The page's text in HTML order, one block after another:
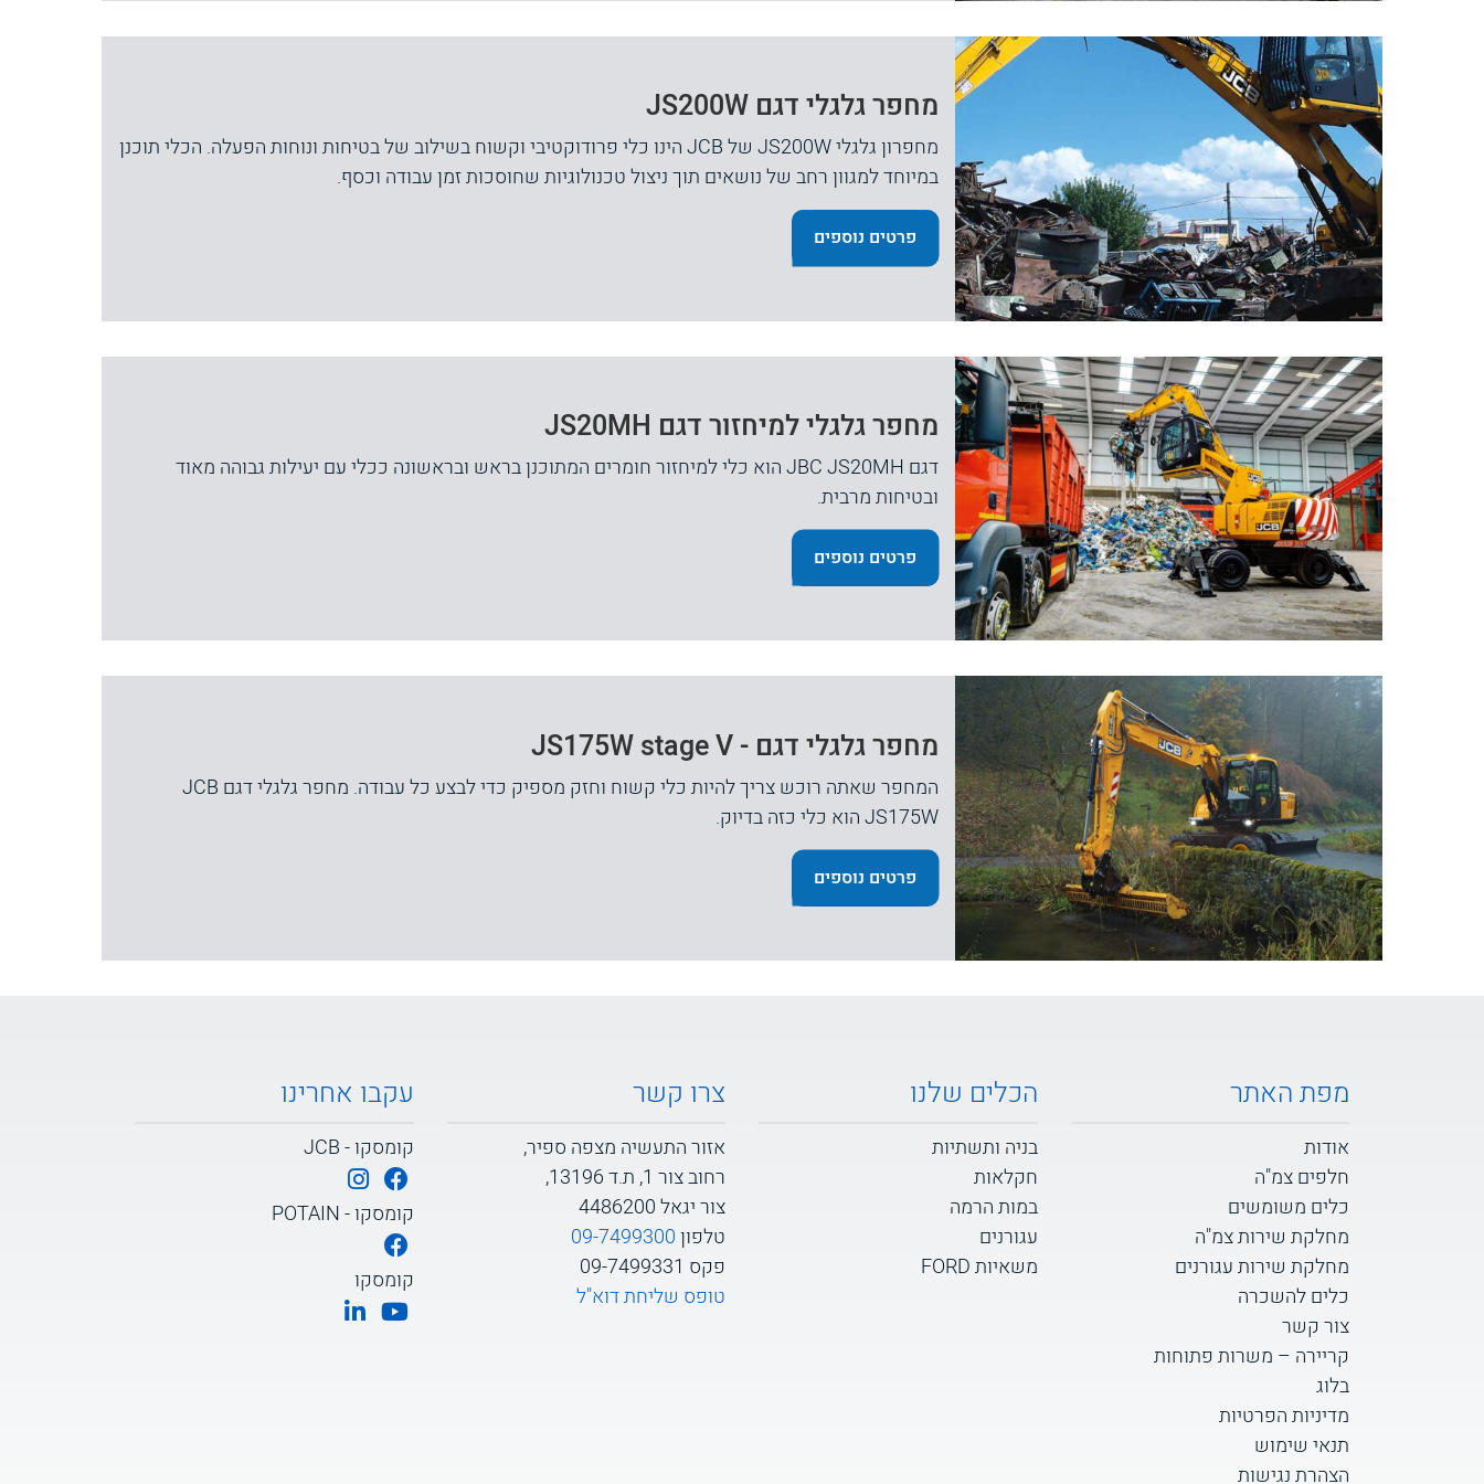
מחפר גלגלי דגם JS200W
מחפרון גלגלי JS200W של JCB הינו כלי פרודוקטיבי וקשוח בשילוב של בטיחות ונוחות הפעלה. הכלי תוכנן
במיוחד למגוון רחב של נושאים תוך ניצול טכנולוגיות שחוסכות זמן עבודה וכסף.
פרטים נוספים
מחפר גלגלי למיחזור דגם JS20MH
דגם JBC JS20MH הוא כלי למיחזור חומרים המתוכנן בראש ובראשונה ככלי עם יעילות גבוהה מאוד
ובטיחות מרבית.
פרטים נוספים
מחפר גלגלי דגם - JS175W stage V
המחפר שאתה רוכש צריך להיות כלי קשוח וחזק מספיק כדי לבצע כל עבודה. מחפר גלגלי דגם JCB
JS175W הוא כלי כזה בדיוק.
פרטים נוספים
מפת האתר
אודות
חלפים צמ"ה
כלים משומשים
מחלקת שירות צמ"ה
מחלקת שירות עגורנים
כלים להשכרה
צור קשר
קריירה – משרות פתוחות
בלוג
מדיניות הפרטיות
תנאי שימוש
הצהרת נגישות
הכלים שלנו
בניה ותשתיות
חקלאות
במות הרמה
עגורנים
משאיות FORD
צרו קשר
אזור התעשיה מצפה ספיר,
רחוב צור 1, ת.ד 13196,
צור יגאל 4486200
טלפון09-7499300
פקס 09-7499331
טופס שליחת דוא"ל
עקבו אחרינו
קומסקו - JCB
קומסקו - POTAIN
קומסקו